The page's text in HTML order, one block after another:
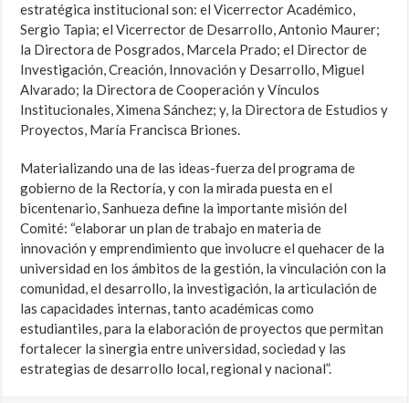
estratégica institucional son: el Vicerrector Académico,
Sergio Tapia; el Vicerrector de Desarrollo, Antonio Maurer;
la Directora de Posgrados, Marcela Prado; el Director de
Investigación, Creación, Innovación y Desarrollo, Miguel
Alvarado; la Directora de Cooperación y Vínculos
Institucionales, Ximena Sánchez; y, la Directora de Estudios y
Proyectos, María Francisca Briones.
Materializando una de las ideas-fuerza del programa de
gobierno de la Rectoría, y con la mirada puesta en el
bicentenario, Sanhueza define la importante misión del
Comité: “elaborar un plan de trabajo en materia de
innovación y emprendimiento que involucre el quehacer de la
universidad en los ámbitos de la gestión, la vinculación con la
comunidad, el desarrollo, la investigación, la articulación de
las capacidades internas, tanto académicas como
estudiantiles, para la elaboración de proyectos que permitan
fortalecer la sinergia entre universidad, sociedad y las
estrategias de desarrollo local, regional y nacional”.